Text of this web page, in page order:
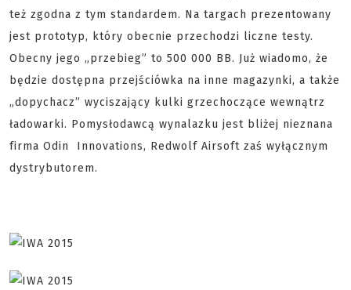
też zgodna z tym standardem. Na targach prezentowany
jest prototyp, który obecnie przechodzi liczne testy.
Obecny jego „przebieg” to 500 000 BB. Już wiadomo, że
będzie dostępna przejściówka na inne magazynki, a także
„dopychacz” wyciszający kulki grzechoczące wewnątrz
ładowarki. Pomysłodawcą wynalazku jest bliżej nieznana
firma Odin Innovations, Redwolf Airsoft zaś wyłącznym
dystrybutorem.